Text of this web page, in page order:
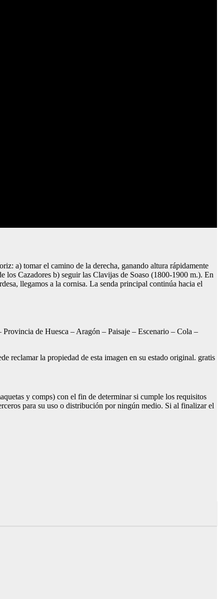
a) tomar el camino de la derecha, ganando altura rápidamente
los Cazadores b) seguir las Clavijas de Soaso (1800-1900 m.). En
llegamos a la cornisa. La senda principal continúa hacia el
de Huesca – Aragón – Paisaje – Escenario – Cola –
reclamar la propiedad de esta imagen en su estado original. gratis
y comps) con el fin de determinar si cumple los requisitos
para su uso o distribución por ningún medio. Si al finalizar el